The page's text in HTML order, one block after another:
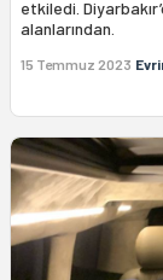
etkiledi.
alanlarından.
15 Temmuz 2023